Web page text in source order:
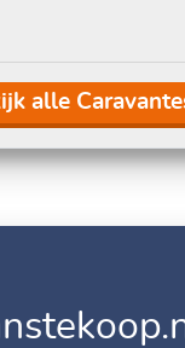
alle